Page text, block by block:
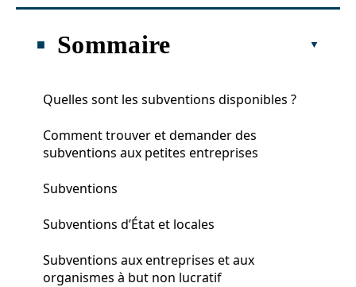
Sommaire
Quelles sont les subventions disponibles ?
Comment trouver et demander des
subventions aux petites entreprises
Subventions
Subventions d’État et locales
Subventions aux entreprises et aux
organismes à but non lucratif